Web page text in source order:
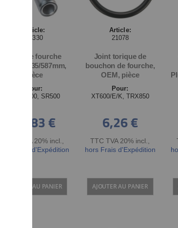
Article:
40330
Tube de fourche
chromé, 35/587mm,
pièce
Pour:
SR400-'00, SR500
99,83 €
TTC TVA 20% incl.
hors Frais d'Expédition
AJOUTER AU PANIER
Article:
21078
Joint torique de
bouchon de fourche,
OEM, pièce
Pour:
XT600/E/K, TRX850
6,26 €
TTC TVA 20% incl.
hors Frais d'Expédition
AJOUTER AU PANIER